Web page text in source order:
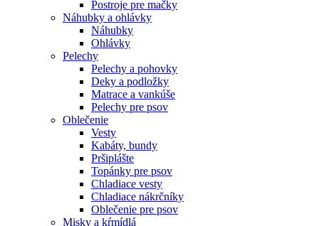
Postroje pre mačky
Náhubky a ohlávky
Náhubky
Ohlávky
Pelechy
Pelechy a pohovky
Deky a podložky
Matrace a vankúše
Pelechy pre psov
Oblečenie
Vesty
Kabáty, bundy
Pršiplášte
Topánky pre psov
Chladiace vesty
Chladiace nákrčníky
Oblečenie pre psov
Misky a kŕmídlá